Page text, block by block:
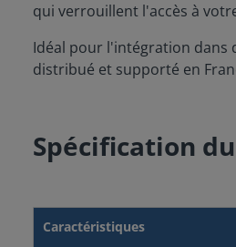
qui verrouillent l'accès à
Idéal pour l'intégration dans
distribué et supporté en
Spécification
Caractéristiques